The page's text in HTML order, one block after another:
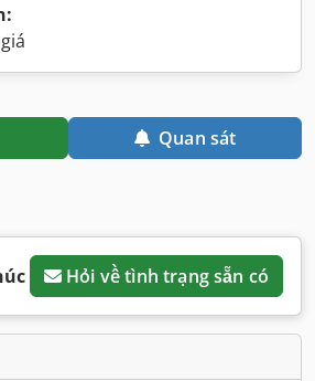
Quan sát
Hỏi về tình trạng sẵn có